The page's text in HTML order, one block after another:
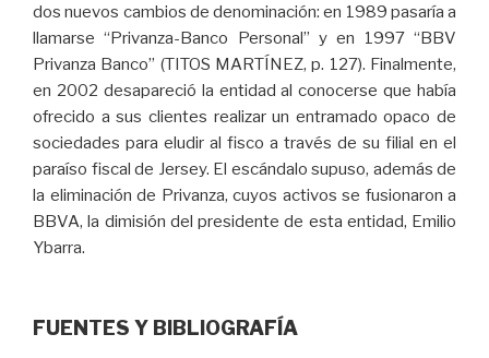
dos nuevos cambios de denominación: en 1989 pasaría a
llamarse “Privanza-Banco Personal” y en 1997 “BBV
Privanza Banco” (TITOS MARTÍNEZ, p. 127). Finalmente,
en 2002 desapareció la entidad al conocerse que había
ofrecido a sus clientes realizar un entramado opaco de
sociedades para eludir al fisco a través de su filial en el
paraíso fiscal de Jersey. El escándalo supuso, además de
la eliminación de Privanza, cuyos activos se fusionaron a
BBVA, la dimisión del presidente de esta entidad, Emilio
Ybarra.
FUENTES Y BIBLIOGRAFÍA